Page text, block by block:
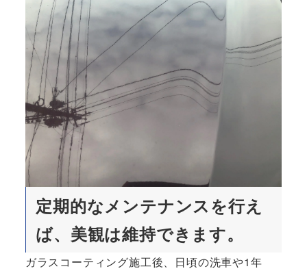
定期的なメンテナンスを行え
ば、美観は維持できます。
ガラスコーティング施工後、日頃の洗車や1年